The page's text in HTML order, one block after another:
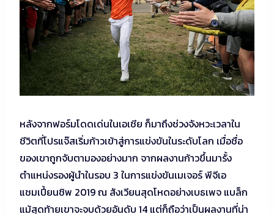
หลังจากฟอร์มโดดเด่นในเอเชีย ก็มาถึงช่วงจังหวะเวลาใน
ชีวิตที่โปรแจ๊สเริ่มก้าวเข้าสู่การแข่งขันในระดับโลก เมื่อชื่อ
ของเขาถูกจับตามองอย่างมาก จากผลงานก้าวขึ้นมารั้ง
ตำแหน่งรองผู้นำในรอบ 3 ในการแข่งขันเมเจอร์ พีจีเอ
แชมเปี้ยนชิพ 2019 ณ สังเวียนสุดโหดอย่างเบธเพจ แบล็ก
แม้สุดท้ายเขาจะจบด้วยอันดับ 14 แต่ก็ถือว่าเป็นผลงานที่น่า